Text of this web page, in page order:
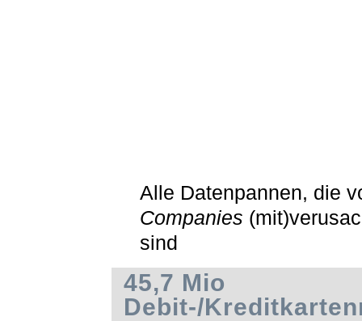
Alle Datenpannen, die
Companies
sind
45,7 Mio
Debit-/